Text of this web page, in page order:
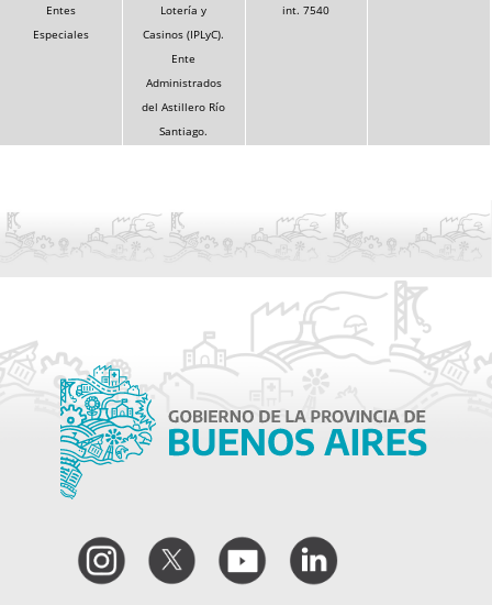
Entes
Especiales
Lotería y
Casinos (IPLyC).
Ente
Administrados
del Astillero Río
Santiago.
int. 7540
Instagram Twitter YouTube